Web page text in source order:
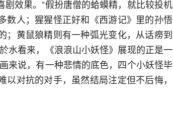
效果。“假扮唐僧的蛤蟆精，就比较投机
数人；猩猩怪正好和《西游记》里的孙悟
；黄鼠狼精则有一种弧光变化，从话痨到
水看来，《浪浪山小妖怪》展现的正是一
来说，有一种悲情的底色，四个小妖怪毕
对抗的对手，虽然结局注定但不后悔，